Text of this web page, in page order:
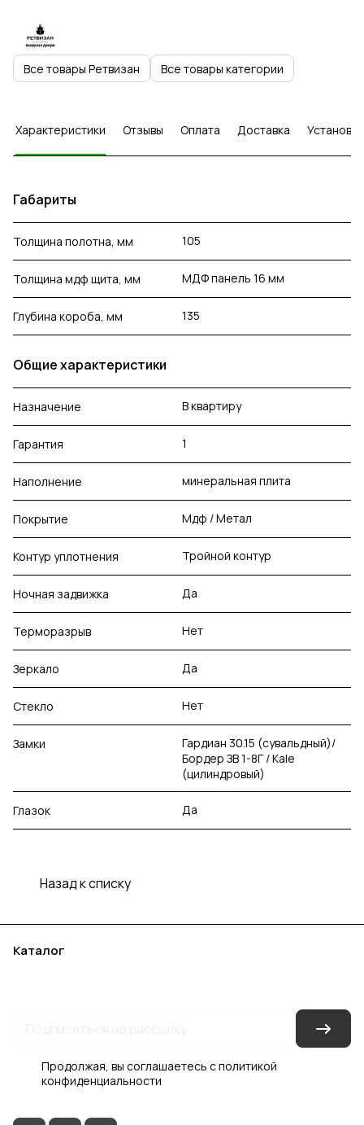
Все товары Ретвизан Все товары категории
Характеристики Отзывы Оплата Доставка Установка
Габариты
Толщина полотна, мм 105
Толщина мдф щита, мм МДФ панель 16 мм
Глубина короба, мм 135
Общие характеристики
Назначение В квартиру
Гарантия 1
Наполнение минеральная плита
Покрытие Мдф / Метал
Контур уплотнения Тройной контур
Ночная задвижка Да
Терморазрыв Нет
Зеркало Да
Стекло Нет
Замки
Гардиан 30.15 (сувальдный)/
Бордер ЗВ 1-8Г / Kale
(цилиндровый)
Глазок Да
Назад к списку
Каталог
Продолжая, вы соглашаетесь сполитикой
конфиденциальности